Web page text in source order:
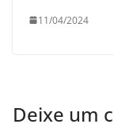
11/04/2024
Deixe um